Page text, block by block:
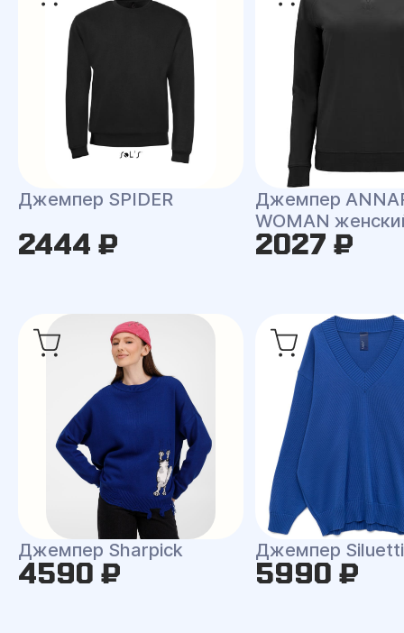
Джемпер SPIDER
2444 ₽
Джемпер
WOMAN
2027 ₽
Джемпер Sharpick
4590 ₽
Джемпер
5990 ₽